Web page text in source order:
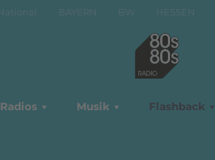
BAYERN BW HESSEN
Radios Musik Flashback